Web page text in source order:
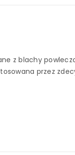
z blachy
przez